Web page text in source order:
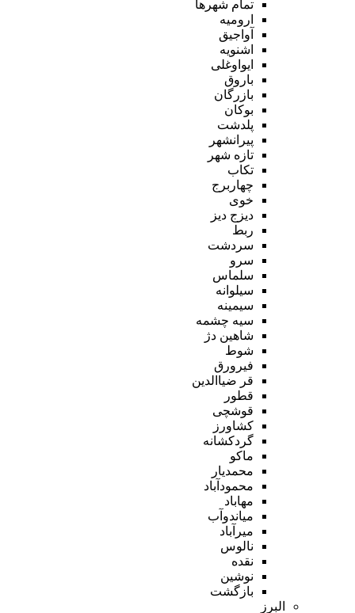
تمام شهر‌ها
ارومیه
آواجیق
اشنویه
ایواوغلی
باروق
بازرگان
بوکان
پلدشت
پیرانشهر
تازه شهر
تکاب
چهاربرج
خوی
دیزج دیز
ربط
سردشت
سرو
سلماس
سیلوانه
سیمینه
سیه چشمه
شاهین دژ
شوط
فیرورق
قر ضیاالدین
قطور
قوشچی
کشاورز
گردکشانه
ماکو
محمدیار
محمودآباد
مهاباد
میاندوآب
میرآباد
نالوس
نقده
نوشین
بازگشت
البرز